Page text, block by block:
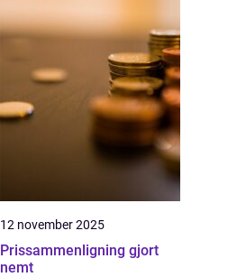
12 november 2025
Prissammenligning gjort
nemt